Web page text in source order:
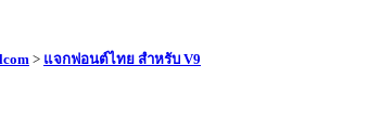
> แจกฟอนต์ไทย สำหรับ V9